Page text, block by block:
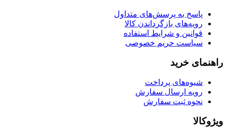
پاسخ به پرسش‌های متداول
رویه‌های بازگرداندن کالا
قوانین و شرایط استفاده
سیاست حریم خصوصی
راهنمای خرید
شیوه‌های پرداخت
رویه ارسال سفارش
نحوه ثبت سفارش
ویژوکالا